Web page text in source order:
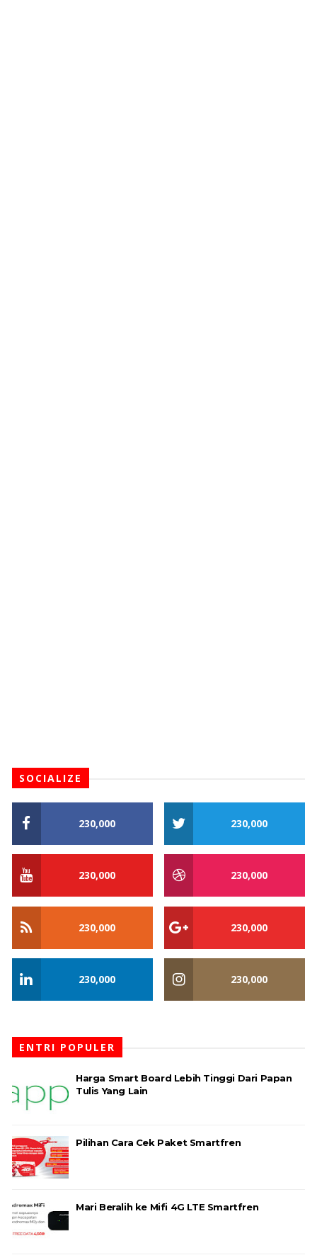
SOCIALIZE
230,000 230,000
230,000 230,000
230,000 230,000
230,000 230,000
ENTRI POPULER
Harga Smart Board Lebih Tinggi Dari Papan
Tulis Yang Lain
Pilihan Cara Cek Paket Smartfren
Mari Beralih ke Mifi 4G LTE Smartfren